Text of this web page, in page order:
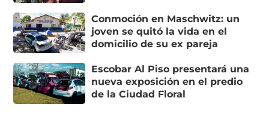
Conmoción en Maschwitz: un
joven se quitó la vida en el
domicilio de su ex pareja
Escobar Al Piso presentará una
nueva exposición en el predio
de la Ciudad Floral